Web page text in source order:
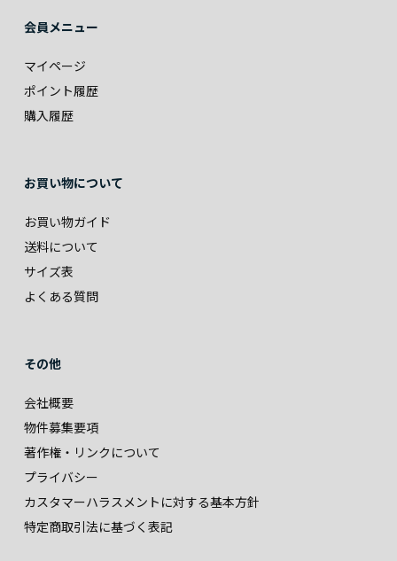
会員メニュー
マイページ
ポイント履歴
購入履歴
お買い物について
お買い物ガイド
送料について
サイズ表
よくある質問
その他
会社概要
物件募集要項
著作権・リンクについて
プライバシー
カスタマーハラスメントに対する基本方針
特定商取引法に基づく表記